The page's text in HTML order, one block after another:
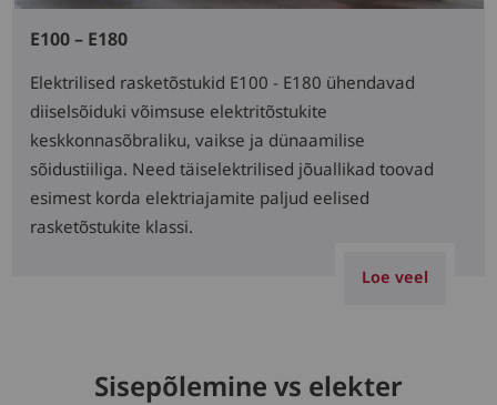
E100 – E180
Elektrilised rasketõstukid E100 - E180 ühendavad
diiselsõiduki võimsuse elektritõstukite
keskkonnasõbraliku, vaikse ja dünaamilise
sõidustiiliga. Need täiselektrilised jõuallikad toovad
esimest korda elektriajamite paljud eelised
rasketõstukite klassi.
Loe veel
Sisepõlemine vs elekter